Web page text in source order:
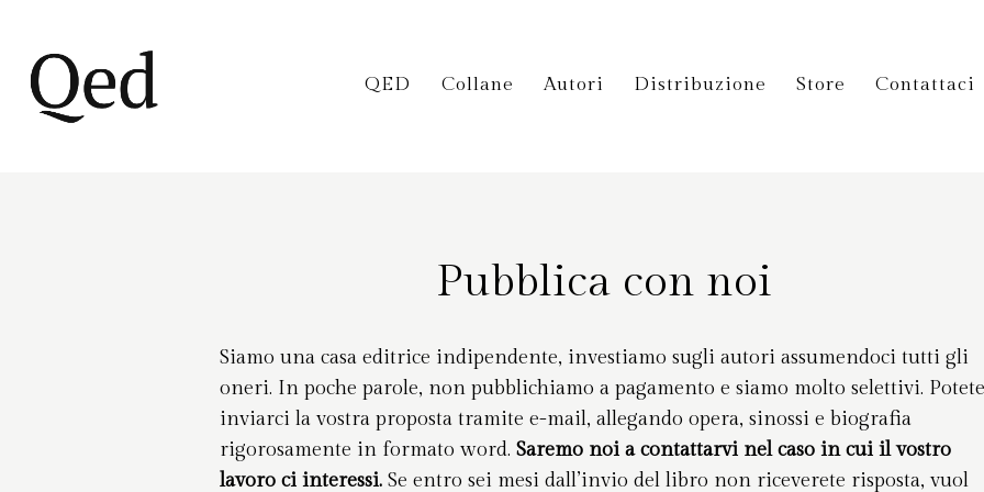
QED Collane Autori Distribuzione Store Contattaci
Pubblica con noi
Siamo una casa editrice indipendente, investiamo sugli autori assumendoci tutti gli
oneri. In poche parole, non pubblichiamo a pagamento e siamo molto selettivi. Potete
inviarci la vostra proposta tramite e-mail, allegando opera, sinossi e biografia
rigorosamente in formato word. Saremo noi a contattarvi nel caso in cui il vostro
lavoro ci interessi. Se entro sei mesi dall’invio del libro non riceverete risposta, vuol